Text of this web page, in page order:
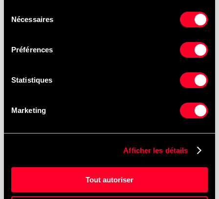
Nécessaires
Préférences
Statistiques
Marketing
Afficher les détails
Tout autoriser
périodes de pointe ou les besoins saisonniers.
Qu’est-ce qui distingue HINO Montréal &
: vente, location,
entretien, pièces, inspection SAAQ et carrosserie,
rapide et personnalisé.
lourds et offrons des pièces d’origine Hino